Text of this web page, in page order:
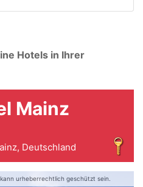
Hotels in Ihrer
Mainz
Deutschland
urheberrechtlich geschützt sein.